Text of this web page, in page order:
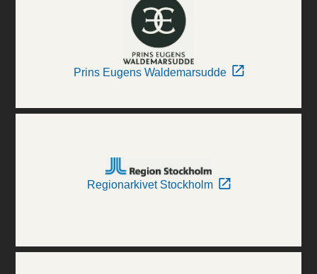
Prins Eugens Waldemarsudde
Regionarkivet Stockholm